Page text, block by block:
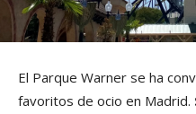
El Parque Warner se ha
favoritos de ocio en Madrid.